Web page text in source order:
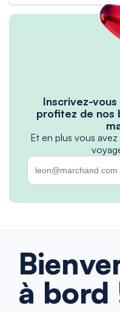
Inscrivez-
profitez de nos
Et en plus vous
à bord